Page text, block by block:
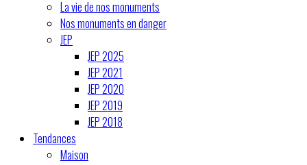
La vie de nos monuments
Nos monuments en danger
JEP
JEP 2025
JEP 2021
JEP 2020
JEP 2019
JEP 2018
Tendances
Maison